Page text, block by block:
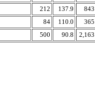
212 137.9 843
84 110.0 365
500 90.8 2,163